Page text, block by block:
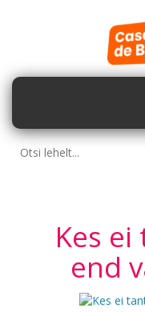
Kes
end